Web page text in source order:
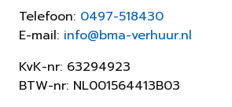
Telefoon: 0497-518430
E-mail: info@bma-verhuur.nl
KvK-nr: 63294923
BTW-nr: NL001564413B03